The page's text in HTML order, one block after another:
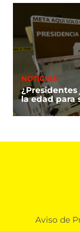
NOTICIAS
¿Presidentes
la edad para
¿A qué hora
Aviso de